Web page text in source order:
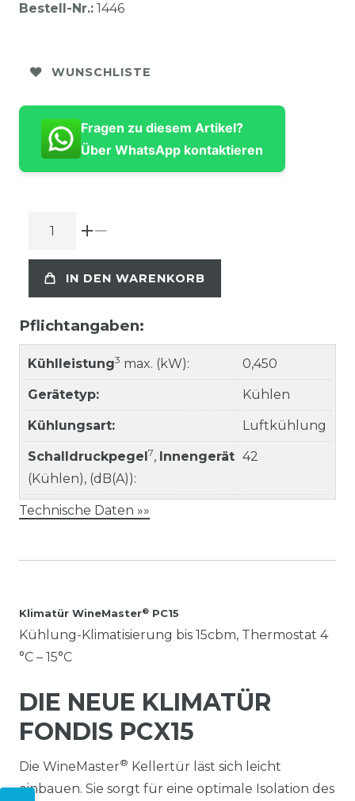
Bestell-Nr.: 1446
WUNSCHLISTE
Fragen zu diesem Artikel?
Über WhatsApp kontaktieren
IN DEN WARENKORB
Pflichtangaben:
Kühlleistung3 max. (kW): 0,450
Gerätetyp: Kühlen
Kühlungsart: Luftkühlung
Schalldruckpegel 7, Innengerät
(Kühlen), (dB(A)):
42
Technische Daten »»
Klimatür WineMaster® PC15
Kühlung-Klimatisierung bis 15cbm, Thermostat 4
°C – 15°C
DIE NEUE KLIMATÜR
FONDIS PCX15
Die WineMaster® Kellertür läst sich leicht
einbauen. Sie sorgt für eine optimale Isolation des